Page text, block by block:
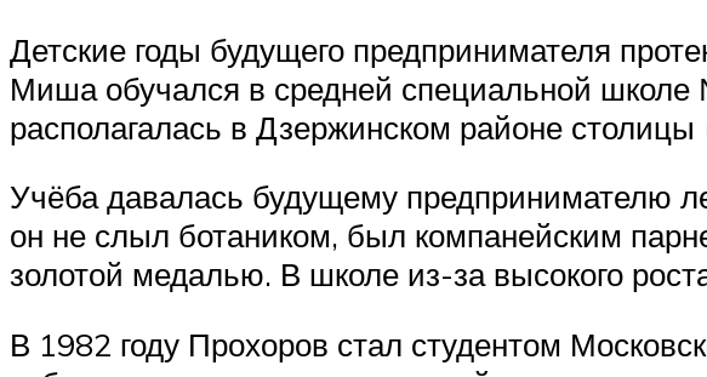
Детские годы будущего предпринимателя
Миша обучался в средней специальной школе
располагалась в Дзержинском районе
Учёба давалась будущему предпринимателю
он не слыл ботаником, был компанейским
золотой медалью. В школе из-за высокого
В 1982 году Прохоров стал студентом